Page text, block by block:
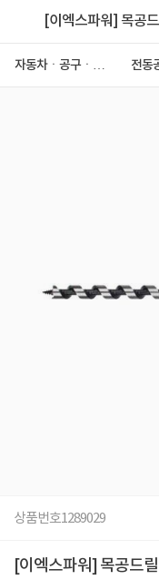
[이엑스파워] 목공
자동차ㆍ공구ㆍ안
전동
상품번호1289029
[이엑스파워] 목공드